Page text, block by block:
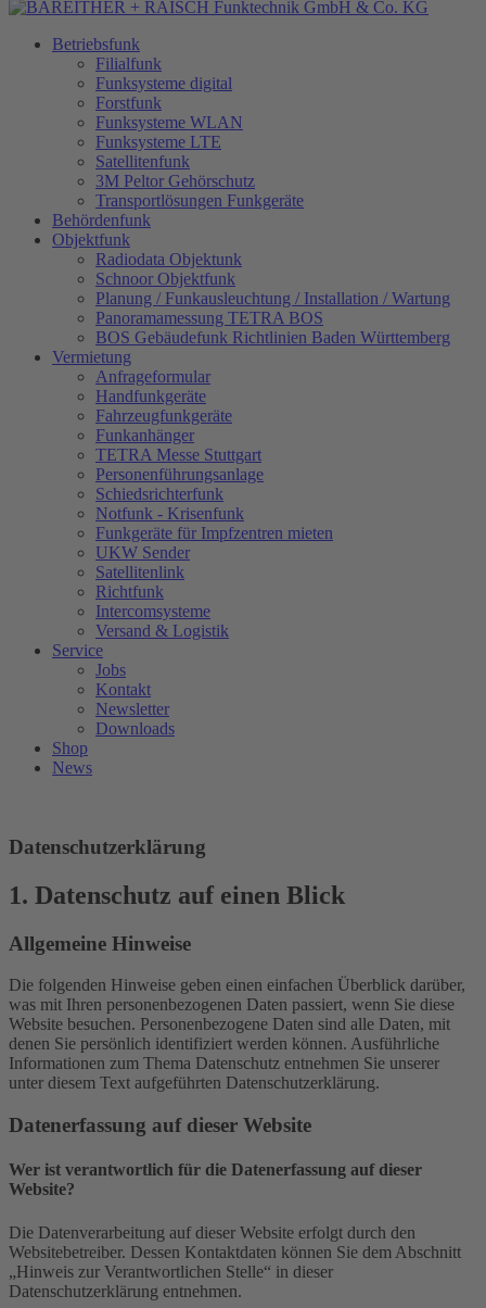
Betriebsfunk
Filialfunk
Funksysteme digital
Forstfunk
Funksysteme WLAN
Funksysteme LTE
Satellitenfunk
3M Peltor Gehörschutz
Transportlösungen Funkgeräte
Behördenfunk
Objektfunk
Radiodata Objektunk
Schnoor Objektfunk
Planung / Funkausleuchtung / Installation / Wartung
Panoramamessung TETRA BOS
BOS Gebäudefunk Richtlinien Baden Württemberg
Vermietung
Anfrageformular
Handfunkgeräte
Fahrzeugfunkgeräte
Funkanhänger
TETRA Messe Stuttgart
Personenführungsanlage
Schiedsrichterfunk
Notfunk - Krisenfunk
Funkgeräte für Impfzentren mieten
UKW Sender
Satellitenlink
Richtfunk
Intercomsysteme
Versand & Logistik
Service
Jobs
Kontakt
Newsletter
Downloads
Shop
News
Datenschutzerklärung
1. Datenschutz auf einen Blick
Allgemeine Hinweise
Die folgenden Hinweise geben einen einfachen Überblick darüber,
was mit Ihren personenbezogenen Daten passiert, wenn Sie diese
Website besuchen. Personenbezogene Daten sind alle Daten, mit
denen Sie persönlich identifiziert werden können. Ausführliche
Informationen zum Thema Datenschutz entnehmen Sie unserer
unter diesem Text aufgeführten Datenschutzerklärung.
Datenerfassung auf dieser Website
Wer ist verantwortlich für die Datenerfassung auf dieser
Website?
Die Datenverarbeitung auf dieser Website erfolgt durch den
Websitebetreiber. Dessen Kontaktdaten können Sie dem Abschnitt
„Hinweis zur Verantwortlichen Stelle“ in dieser
Datenschutzerklärung entnehmen.